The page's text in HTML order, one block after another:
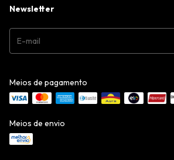
Newsletter
Meios de pagamento
Meios de envio